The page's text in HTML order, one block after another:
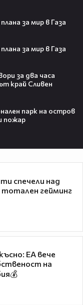
за мир в Газа
за мир в Газа
за два часа
край Сливен
парк на остров
пожар
спечели над
тотален гейминг
EA вече
на